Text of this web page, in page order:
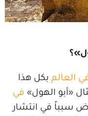
العالم بكل هذا
«أبو الهول» في
سبباً في انتشار